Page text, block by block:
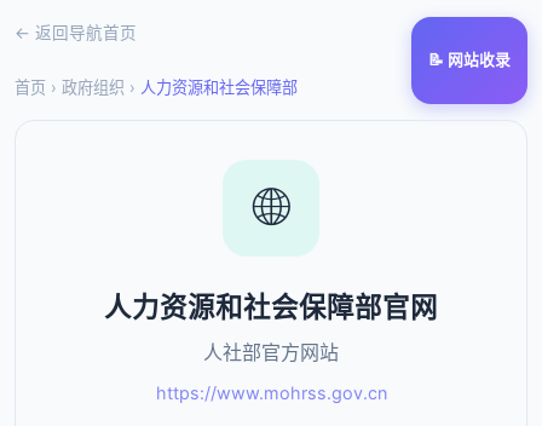
📝 网站收录
← 返回导航首页
首页 › 政府组织 › 人力资源和社会保障部
🌐
人力资源和社会保障部官网
人社部官方网站
https://www.mohrss.gov.cn